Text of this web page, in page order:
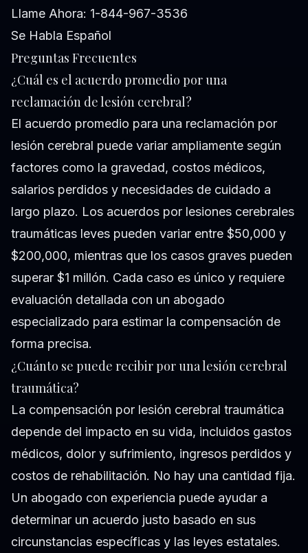
Llame Ahora: 1-844-967-3536
Se Habla Español
Preguntas Frecuentes
¿Cuál es el acuerdo promedio por una
reclamación de lesión cerebral?
El acuerdo promedio para una reclamación por
lesión cerebral puede variar ampliamente según
factores como la gravedad, costos médicos,
salarios perdidos y necesidades de cuidado a
largo plazo. Los acuerdos por lesiones cerebrales
traumáticas leves pueden variar entre $50,000 y
$200,000, mientras que los casos graves pueden
superar $1 millón. Cada caso es único y requiere
evaluación detallada con un abogado
especializado para estimar la compensación de
forma precisa.
¿Cuánto se puede recibir por una lesión cerebral
traumática?
La compensación por lesión cerebral traumática
depende del impacto en su vida, incluidos gastos
médicos, dolor y sufrimiento, ingresos perdidos y
costos de rehabilitación. No hay una cantidad fija.
Un abogado con experiencia puede ayudar a
determinar un acuerdo justo basado en sus
circunstancias específicas y las leyes estatales.